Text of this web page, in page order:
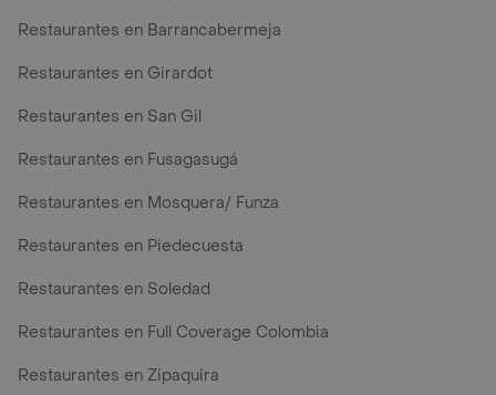
Restaurantes en Barrancabermeja
Restaurantes en Girardot
Restaurantes en San Gil
Restaurantes en Fusagasugá
Restaurantes en Mosquera/ Funza
Restaurantes en Piedecuesta
Restaurantes en Soledad
Restaurantes en Full Coverage Colombia
Restaurantes en Zipaquira